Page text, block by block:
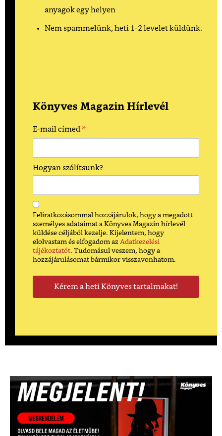
anyagok egy helyen
Nem spammelünk, heti 1-2 levelet küldünk.
Könyves Magazin Hírlevél
E-mail címed *
Hogyan szólítsunk?
Feliratkozásommal hozzájárulok, hogy a megadott
személyes adataimat a Könyves Magazin hírlevél
küldése céljából kezelje. Kijelentem, hogy
elolvastam és elfogadom az Adatkezelési
tájékoztatót. Tudomásul veszem, hogy a
hozzájárulásomat bármikor visszavonhatom.